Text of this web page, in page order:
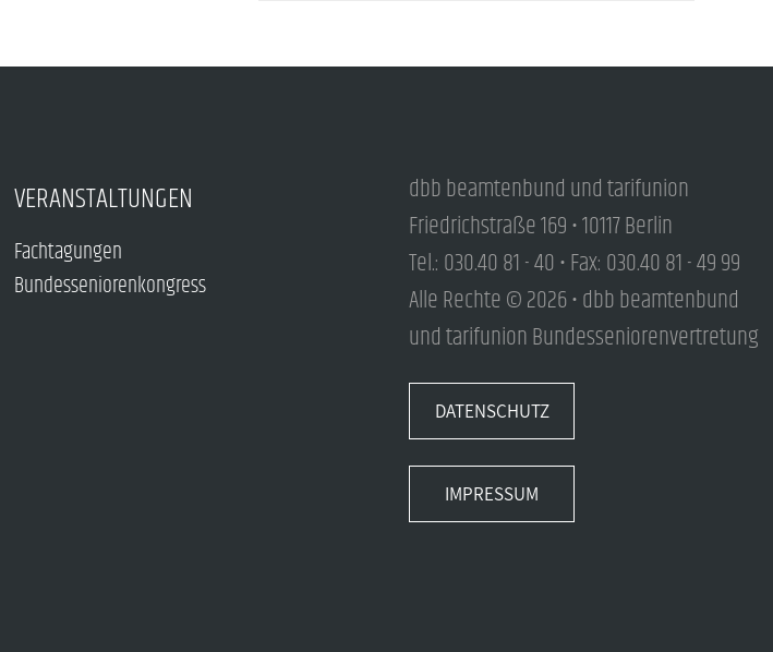
VERANSTALTUNGEN
Fachtagungen
Bundesseniorenkongress
dbb beamtenbund und tarifunion
Friedrichstraße 169 • 10117 Berlin
Tel.: 030.40 81 - 40 • Fax: 030.40 81 - 49 99
Alle Rechte © 2026 • dbb beamtenbund
und tarifunion Bundesseniorenvertretung
DATENSCHUTZ
IMPRESSUM